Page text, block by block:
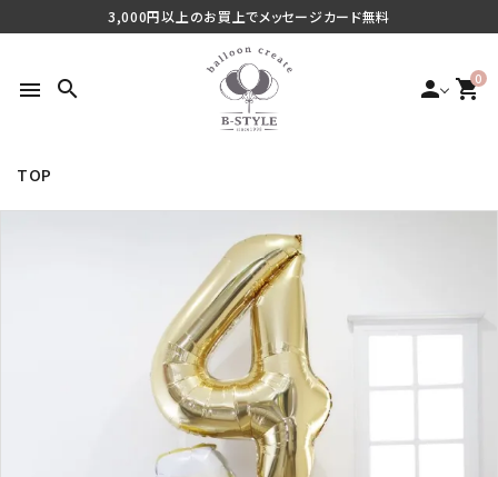
3,000円以上のお買上でメッセージカード無料
menu search person 0
shopping_cart
ご利用シーンから探す
商品タイプから探す
TOP